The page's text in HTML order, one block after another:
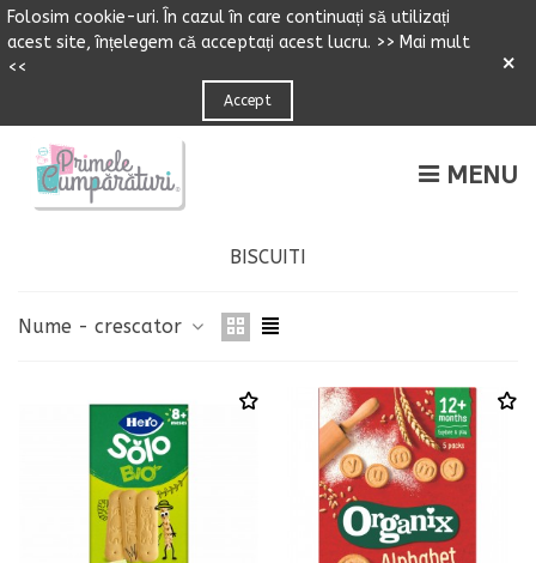
Folosim cookie-uri. n cazulîn care continuați să utilizați
acest site,înțelegem că acceptați acest lucru. >> Mai mult
<<
Accept
×
MENU
BISCUITI
Nume - crescator